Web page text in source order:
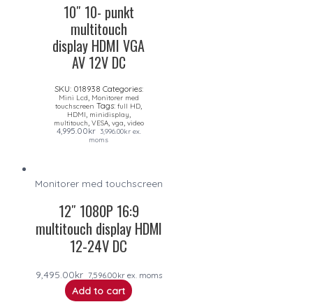
10″ 10- punkt
multitouch
display HDMI VGA
AV 12V DC
SKU: 018938 Categories:
Mini Lcd Monitorer med
touchscreen Tags: full HD
HDMI minidisplay
multitouch VESA, vga ,video
4,995.00kr 3,996.00krex.
moms
Monitorer med touchscreen
12″ 1080P 16:9
multitouch display HDMI
12-24V DC
9,495.00kr 7,596.00krex. moms
Add to cart